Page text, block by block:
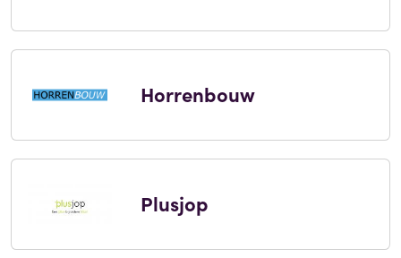
Horrenbouw
Plusjop